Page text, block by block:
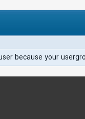
because your